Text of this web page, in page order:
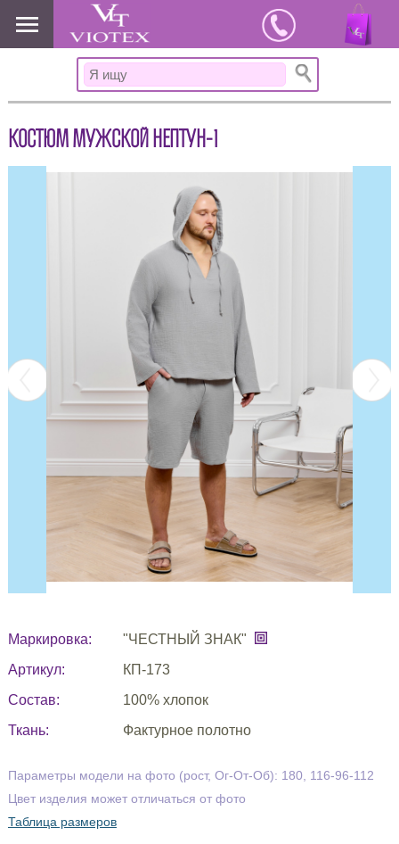
www.viotex37.ru
КОСТЮМ МУЖСКОЙ НЕПТУН-1
Маркировка:
"ЧЕСТНЫЙ ЗНАК"
Артикул:
КП-173
Состав:
100% хлопок
Ткань:
Фактурное полотно
Параметры модели на фото (рост, Ог-От-Об): 180, 116-96-112
Цвет изделия может отличаться от фото
Таблица размеров